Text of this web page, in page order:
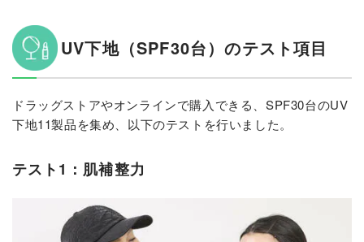
UV下地（SPF30台）のテスト項目
ドラッグストアやオンラインで購入できる、SPF30台のUV
下地11製品を集め、以下のテストを行いました。
テスト1：肌補整力